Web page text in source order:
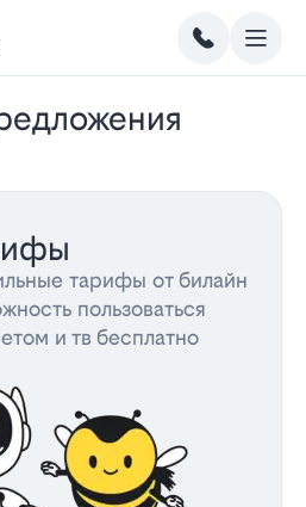
тарифы от билайн
пользоваться
и тв бесплатно